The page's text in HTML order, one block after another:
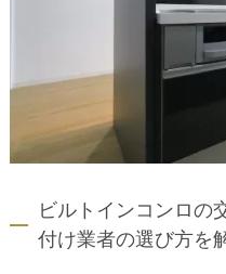
ビルトインコンロの
付け業者の選び方を